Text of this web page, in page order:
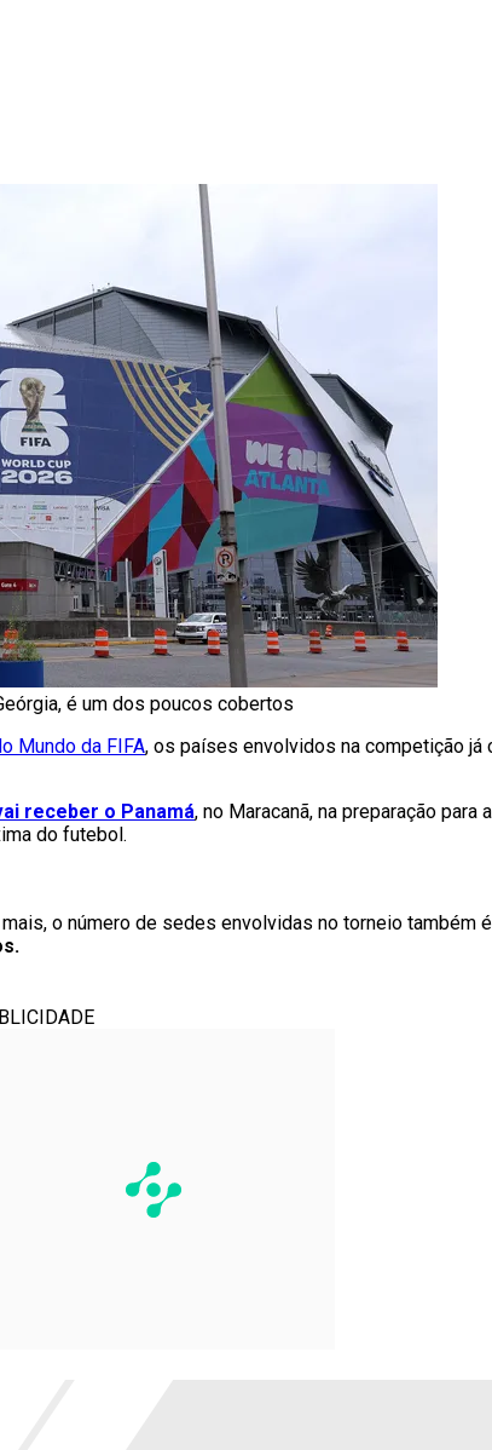
é um dos poucos cobertos
Mundo da FIFA, os países envolvidos na competição já
receber o Panamá, no Maracanã, na preparação para a
do futebol.
o número de sedes envolvidas no torneio também